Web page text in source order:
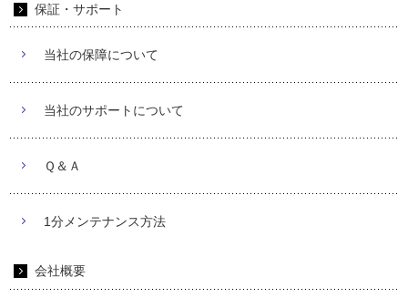
保証・サポート
当社の保障について
当社のサポートについて
Ｑ＆Ａ
1分メンテナンス方法
会社概要